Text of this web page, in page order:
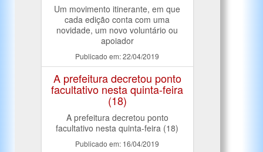
Um movimento itinerante, em que
cada edição conta com uma
novidade, um novo voluntário ou
apoiador
Publicado em: 22/04/2019
A prefeitura decretou ponto
facultativo nesta quinta-feira
(18)
A prefeitura decretou ponto
facultativo nesta quinta-feira (18)
Publicado em: 16/04/2019